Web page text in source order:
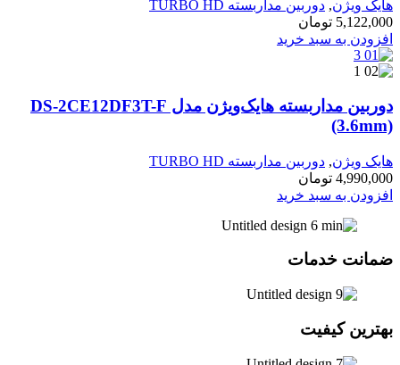
هایک ویژن, دوربین مداربسته TURBO HD
5,122,000 تومان
افزودن به سبد خرید
دوربین مداربسته هایک‌ویژن مدل DS-2CE12DF3T-F
(3.6mm)
هایک ویژن, دوربین مداربسته TURBO HD
4,990,000 تومان
افزودن به سبد خرید
ضمانت خدمات
بهترین کیفیت